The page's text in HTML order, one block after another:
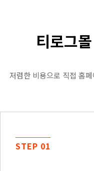
티로그
저렴한 비용으로 직접 홈
STEP 01